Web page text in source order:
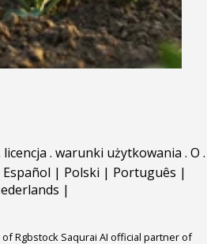
licencja . warunki użytkowania . O .
Español | Polski | Português |
|
Rgbstock Saqurai AI official partner of